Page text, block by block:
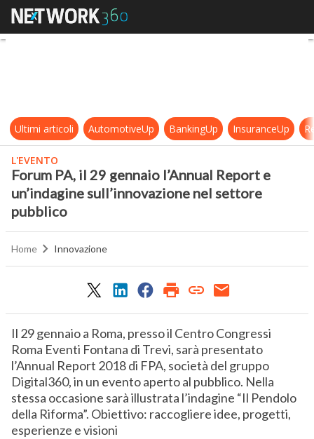
Forum PA, il 29 gennaio l’Annual
Ultimi articoli AutomotiveUp BankingUp InsuranceUp
L'EVENTO
Forum PA, il 29 gennaio l’Annual Report e
un’indagine sull’innovazione nel settore
pubblico
Home Innovazione
Il 29 gennaio a Roma, presso il Centro Congressi
Roma Eventi Fontana di Trevi, sarà presentato
l’Annual Report 2018 di FPA, società del gruppo
Digital360, in un evento aperto al pubblico. Nella
stessa occasione sarà illustrata l’indagine “Il Pendolo
della Riforma”. Obiettivo: raccogliere idee, progetti,
esperienze e visioni